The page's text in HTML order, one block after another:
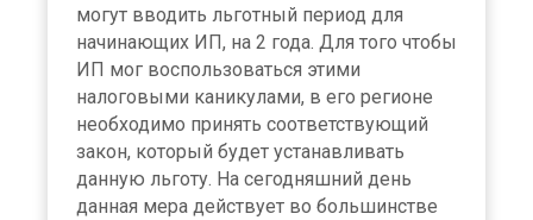
могут вводить льготный период для
начинающих ИП, на 2 года. Для того чтобы
ИП мог воспользоваться этими
налоговыми каникулами, в его регионе
необходимо принять соответствующий
закон, который будет устанавливать
данную льготу. На сегодняшний день
данная мера действует во большинстве